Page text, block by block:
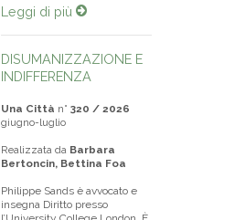
Leggi di più
DISUMANIZZAZIONE E
INDIFFERENZA
Una Città n° 320 / 2026
giugno-luglio
Realizzata da Barbara
Bertoncin, Bettina Foa
Philippe Sands è avvocato e
insegna Diritto presso